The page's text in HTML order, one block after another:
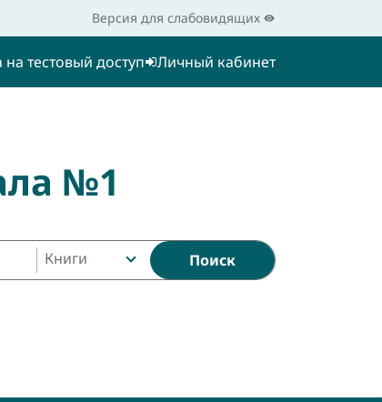
Версия для слабовидящих
на тестовый доступ Личный кабинет
№1
Книги Поиск